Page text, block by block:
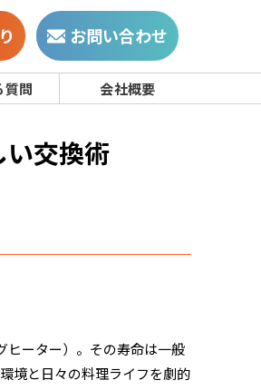
お問い合わせ
質問 会社概要
交換術
ヒーター）。その寿命は一般
境と日々の料理ライフを劇的